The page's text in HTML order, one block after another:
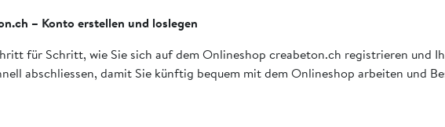
– Konto erstellen und loslegen
für Schritt, wie Sie sich auf dem Onlineshop creabeton.ch registrieren und
abschliessen, damit Sie künftig bequem mit dem Onlineshop arbeiten und